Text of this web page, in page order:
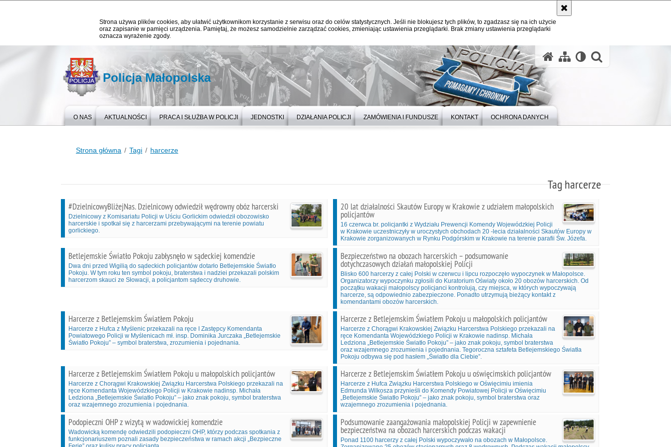
Strona używa plików cookies, aby ułatwić użytkownikom korzystanie z serwisu oraz do celów statystycznych. Jeśli nie blokujesz tych plików, to zgadzasz się na ich użycie
oraz zapisanie w pamięci urządzenia. Pamiętaj, że możesz samodzielnie zarządzać cookies, zmieniając ustawienia przeglądarki. Brak zmiany ustawienia przeglądarki
oznacza wyrażenie zgody.
Policja Małopolska
O NAS AKTUALNOŚCI PRACA I SŁUŻBA W POLICJI JEDNOSTKI DZIAŁANIA POLICJI ZAMÓWIENIA I FUNDUSZE KONTAKT OCHRONA DANYCH
Strona główna Tagi harcerze
Tag harcerze
#DzielnicowyBliżejNas. Dzielnicowy odwiedził wędrowny obóz harcerski
Dzielnicowy z Komisariatu Policji w Uściu Gorlickim odwiedził obozowisko
harcerskie i spotkał się z harcerzami przebywającymi na terenie powiatu
gorlickiego.
20 lat działalności Skautów Europy w Krakowie z udziałem małopolskich
policjantów
16 czerwca br. policjantki z Wydziału Prewencji Komendy Wojewódzkiej Policji
w Krakowie uczestniczyły w uroczystych obchodach 20 -lecia działalności Skautów Europy w
Krakowie zorganizowanych w Rynku Podgórskim w Krakowie na terenie parafii Św. Józefa.
Betlejemskie Światło Pokoju zabłysnęło w sądeckiej komendzie
Dwa dni przed Wigilią do sądeckich policjantów dotarło Betlejemskie Światło
Pokoju. W tym roku ten symbol pokoju, braterstwa i nadziei przekazali polskim
harcerzom skauci ze Słowacji, a policjantom sądeccy druhowie.
Bezpieczeństwo na obozach harcerskich – podsumowanie
dotychczasowych działań małopolskiej Policji
Blisko 600 harcerzy z całej Polski w czerwcu i lipcu rozpoczęło wypoczynek w Małopolsce.
Organizatorzy wypoczynku zgłosili do Kuratorium Oświaty około 20 obozów harcerskich. Od
początku wakacji małopolscy policjanci kontrolują, czy miejsca, w których wypoczywają
harcerze, są odpowiednio zabezpieczone. Ponadto utrzymują bieżący kontakt z
komendantami obozów harcerskich.
Harcerze z Betlejemskim Światłem Pokoju
Harcerze z Hufca z Myślenic przekazali na ręce I Zastępcy Komendanta
Powiatowego Policji w Myślenicach mł. insp. Dominika Jurczaka „Betlejemskie
Światło Pokoju” – symbol braterstwa, zrozumienia i pojednania.
Harcerze z Betlejemskim Światłem Pokoju u małopolskich policjantów
Harcerze z Chorągwi Krakowskiej Związku Harcerstwa Polskiego przekazali na
ręce Komendanta Wojewódzkiego Policji w Krakowie nadinsp. Michała
Ledziona „Betlejemskie Światło Pokoju” – jako znak pokoju, symbol braterstwa
oraz wzajemnego zrozumienia i pojednania. Tegoroczna sztafeta Betlejemskiego Światła
Pokoju odbywa się pod hasłem „Światło dla Ciebie”.
Harcerze z Betlejemskim Światłem Pokoju u małopolskich policjantów
Harcerze z Chorągwi Krakowskiej Związku Harcerstwa Polskiego przekazali na
ręce Komendanta Wojewódzkiego Policji w Krakowie nadinsp. Michała
Ledziona „Betlejemskie Światło Pokoju” – jako znak pokoju, symbol braterstwa
oraz wzajemnego zrozumienia i pojednania.
Harcerze z Betlejemskim Światłem Pokoju u oświęcimskich policjantów
Harcerze z Hufca Związku Harcerstwa Polskiego w Oświęcimiu imienia
Edmunda Wilkosza przynieśli do Komendy Powiatowej Policji w Oświęcimiu
„Betlejemskie Światło Pokoju” – jako znak pokoju, symbol braterstwa oraz
wzajemnego zrozumienia i pojednania.
Podopieczni OHP z wizytą w wadowickiej komendzie
Wadowicką komendę odwiedzili podopieczni OHP, którzy podczas spotkania z
funkcjonariuszem poznali zasady bezpieczeństwa w ramach akcji „Bezpieczne
Podsumowanie zaangażowania małopolskiej Policji w zapewnienie
bezpieczeństwa na obozach harcerskich podczas wakacji
Ponad 1100 harcerzy z całej Polski wypoczywało na obozach w Małopolsce.